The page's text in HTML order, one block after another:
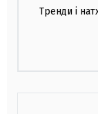
Тренди і